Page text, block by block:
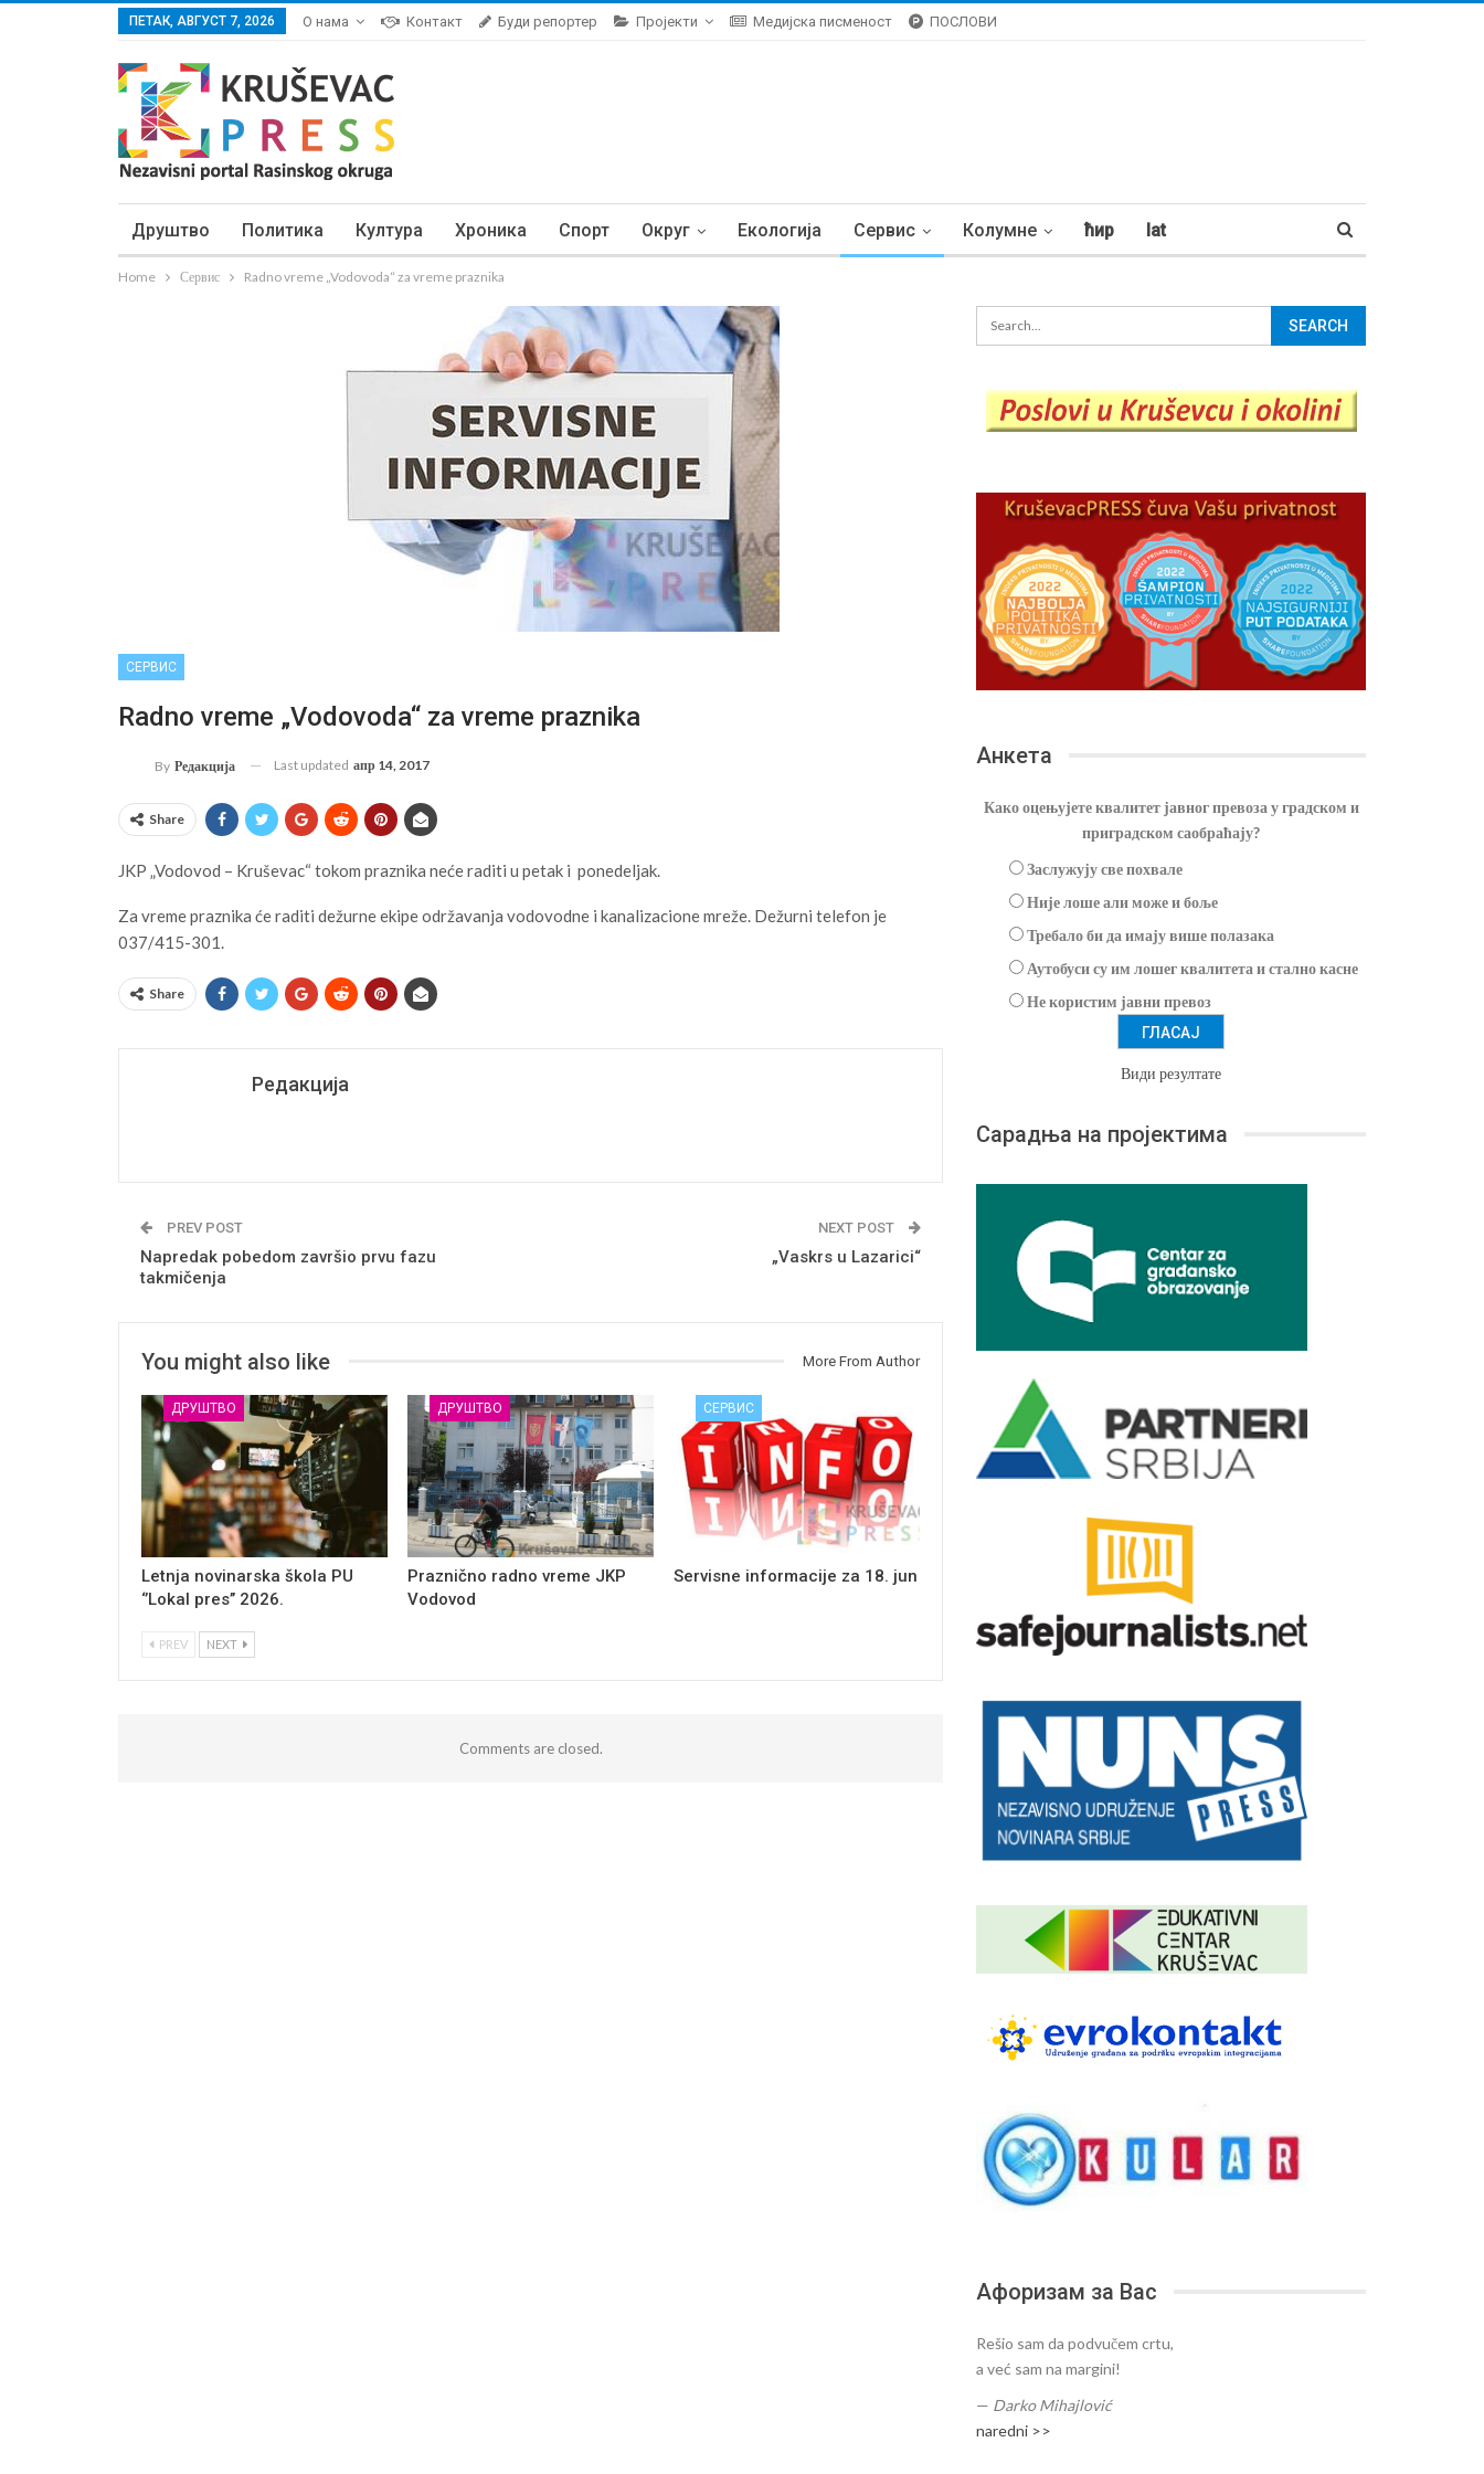
ПЕТАК, АВГУСТ 7, 2026 О нама Контакт Буди репортер Пројекти Медијска писменост ПОСЛОВИ
Друштво Политика Култура Хроника Спорт Округ Екологија Сервис Колумне ћир lat
Home Сервис Radno vreme „Vodovoda“ za vreme praznika
СЕРВИС
Radno vreme „Vodovoda“ za vreme praznika
By Редакција Last updated апр 14, 2017
Share
JKP „Vodovod – Kruševac“ tokom praznika neće raditi u petak i ponedeljak.
Za vreme praznika će raditi dežurne ekipe održavanja vodovodne i kanalizacione mreže. Dežurni telefon je
037/415-301.
Share
Редакција
PREV POST
Napredak pobedom završio prvu fazu
takmičenja
NEXT POST
„Vaskrs u Lazarici“
You might also like More From Author
ДРУШТВО
Letnja novinarska škola PU
‘’Lokal pres’’ 2026.
ДРУШТВО
Praznično radno vreme JKP
Vodovod
СЕРВИС
Servisne informacije za 18. jun
PREV NEXT
Comments are closed.
Анкета
Како оцењујете квалитет јавног превоза у градском и
приградском саобраћају?
Заслужују све похвале
Није лоше али може и боље
Требало би да имају више полазака
Аутобуси су им лошег квалитета и стално касне
Не користим јавни превоз
Види резултате
Сарадња на пројектима
Афоризам за Вас
Rešio sam da podvučem crtu,
a već sam na margini!
— Darko Mihajlović
naredni >>